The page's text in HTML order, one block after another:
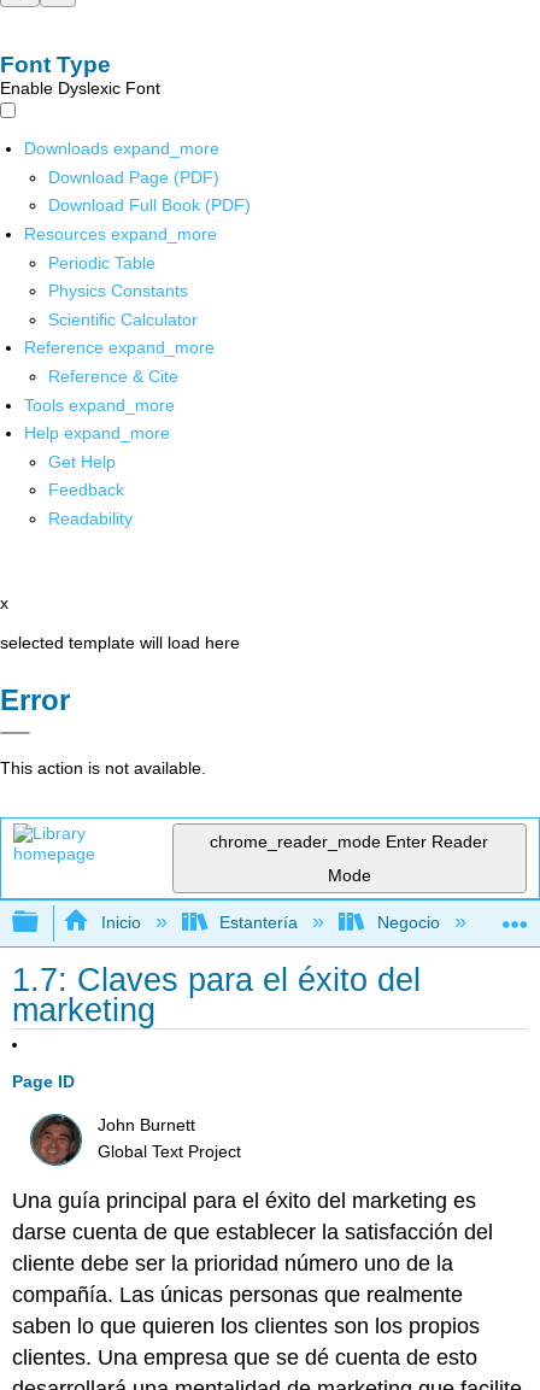
Font Type
Enable Dyslexic Font
Downloads expand_more
Download Page (PDF)
Download Full Book (PDF)
Resources expand_more
Periodic Table
Physics Constants
Scientific Calculator
Reference expand_more
Reference & Cite
Tools expand_more
Help expand_more
Get Help
Feedback
Readability
x
selected template will load here
Error
This action is not available.
chrome_reader_mode Enter Reader
Mode
Expandir/contraer jerarquía global
Inicio Estantería Negocio
1.7: Claves para el éxito del
marketing
Page ID
John Burnett
Global Text Project
Una guía principal para el éxito del marketing es
darse cuenta de que establecer la satisfacción del
cliente debe ser la prioridad número uno de la
compañía. Las únicas personas que realmente
saben lo que quieren los clientes son los propios
clientes. Una empresa que se dé cuenta de esto